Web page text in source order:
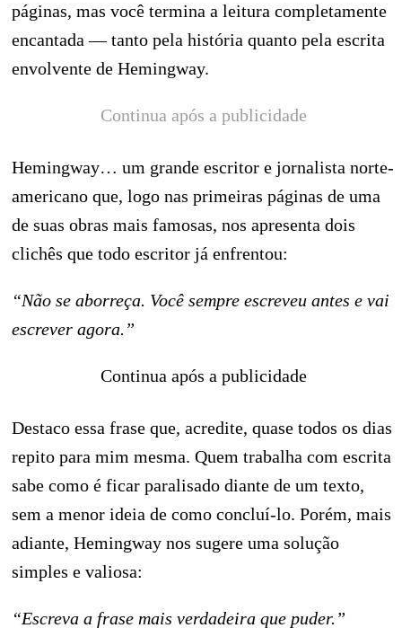
páginas, mas você termina a leitura completamente
encantada — tanto pela história quanto pela escrita
envolvente de Hemingway.
Continua após a publicidade
Hemingway… um grande escritor e jornalista norte-
americano que, logo nas primeiras páginas de uma
de suas obras mais famosas, nos apresenta dois
clichês que todo escritor já enfrentou:
“Não se aborreça. Você sempre escreveu antes e vai
escrever agora.”
Continua após a publicidade
Destaco essa frase que, acredite, quase todos os dias
repito para mim mesma. Quem trabalha com escrita
sabe como é ficar paralisado diante de um texto,
sem a menor ideia de como concluí-lo. Porém, mais
adiante, Hemingway nos sugere uma solução
simples e valiosa:
“Escreva a frase mais verdadeira que puder.”